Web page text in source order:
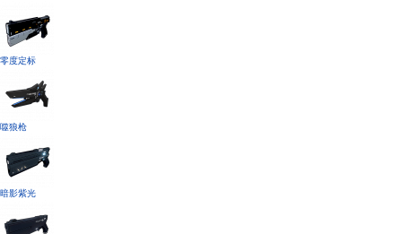
零度定标
噬狼枪
暗影紫光